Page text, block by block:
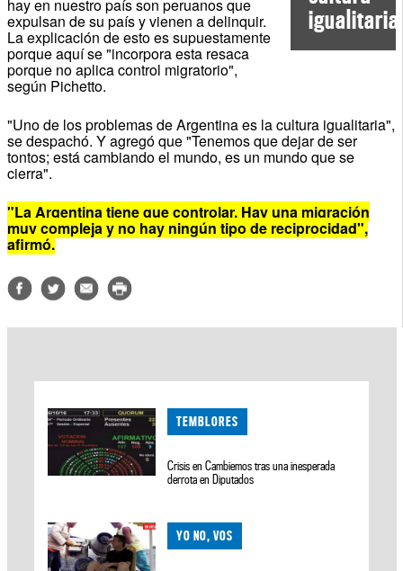
igualitaria
hay en nuestro país son peruanos que
expulsan de su país y vienen a delinquir.
La explicación de esto es supuestamente
porque aquí se "incorpora esta resaca
porque no aplica control migratorio",
según Pichetto.
"Uno de los problemas de Argentina es la cultura igualitaria",
se despachó. Y agregó que "Tenemos que dejar de ser
tontos; está cambiando el mundo, es un mundo que se
cierra".
"La Argentina tiene que controlar. Hay una migración
muy compleja y no hay ningún tipo de reciprocidad",
afirmó.
TEMBLORES
Crisis en Cambiemos tras una inesperada
derrota en Diputados
YO NO, VOS